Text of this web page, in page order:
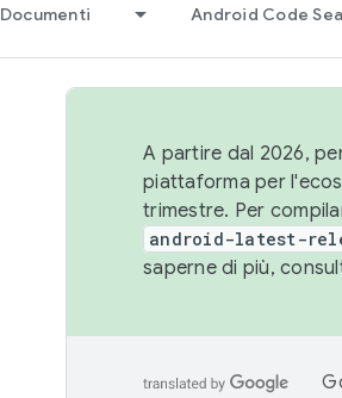
Documenti Android Code
A partire dal 2026,
piattaforma per
trimestre. Per
android-latest-
saperne di più,